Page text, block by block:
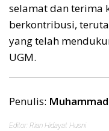
selamat dan terima
berkontribusi,
yang telah
UGM.
Penulis:
Editor: Rian Hidayat Husni